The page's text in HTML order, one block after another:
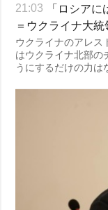
21:03
「ロシア
＝ウクライナ大
ウクライナのアレス
はウクライナ北部の
うにするだけの力は